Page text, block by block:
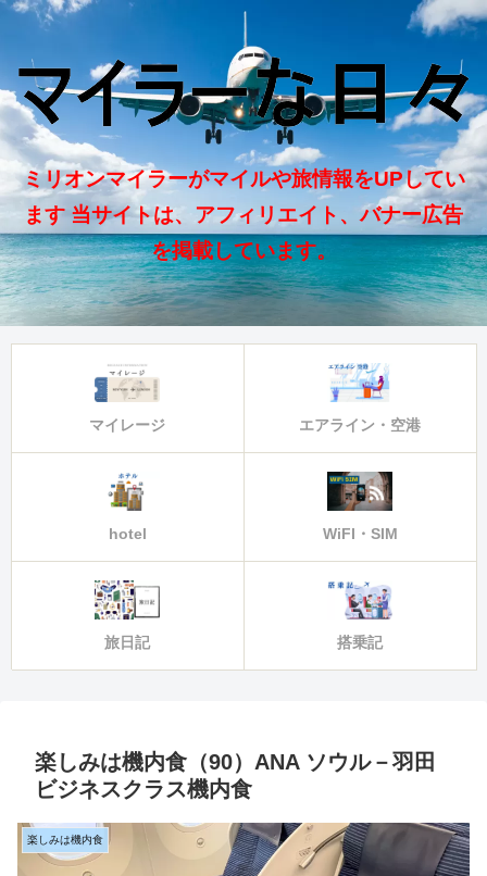
ミリオンマイラーがマイルや旅情報をUPしてい
ます 当サイトは、アフィリエイト、バナー広告
を掲載しています。
マイレージ エアライン・空港
hotel WiFI・SIM
旅日記 搭乗記
楽しみは機内食（90）ANA ソウル－羽田
ビジネスクラス機内食
楽しみは機内食